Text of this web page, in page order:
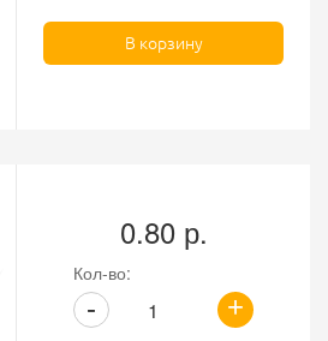
В корзину
0.80 р.
Кол-во:
+
-